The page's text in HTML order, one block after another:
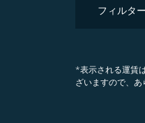
フィルタ
*表示される運賃
ざいますので、あ